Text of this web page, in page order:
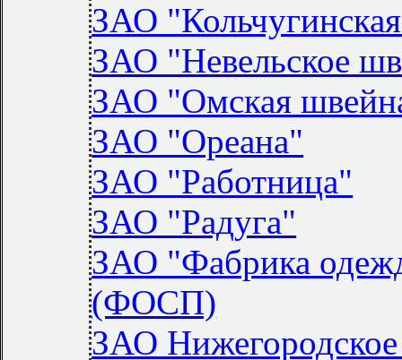
ЗАО
ЗАО "Невельское
ЗАО "Омская
ЗАО "Ореана"
ЗАО "Работница"
ЗАО "Радуга"
ЗАО "Фабрика
(ФОСП)
ЗАО